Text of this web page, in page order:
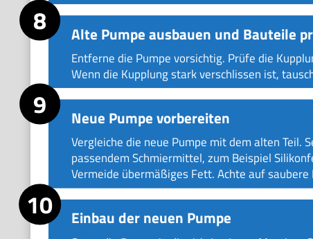
Alte Pumpe ausbauen und Bauteile
Entferne die Pumpe vorsichtig. Prüfe die
Wenn die Kupplung stark verschlissen ist,
Neue Pumpe vorbereiten
Vergleiche die neue Pumpe mit dem alten Teil.
passendem Schmiermittel, zum Beispiel
Vermeide übermäßiges Fett. Achte auf
Einbau der neuen Pumpe